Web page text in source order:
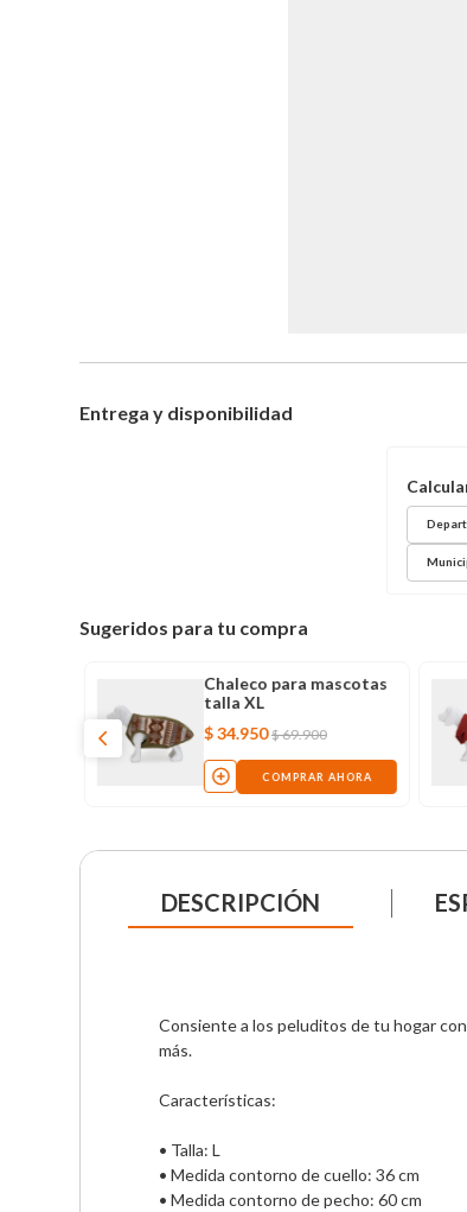
Entrega y disponibilidad
Sugeridos para tu compra
Chaleco para mascotas
talla XL
$34.950 $69.900
COMPRAR AHORA
DESCRIPCIÓN
Consiente a los peluditos de tu hogar
más.
Características:
• Talla: L
• Medida contorno de cuello: 36 cm
• Medida contorno de pecho: 60 cm